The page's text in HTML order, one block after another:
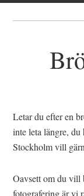
Letar du efter en
inte leta längre,
Stockholm vill
Oavsett om du vill
fotografering är vi